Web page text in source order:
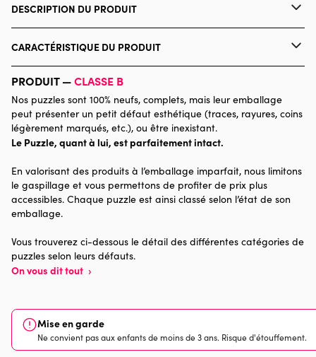
DESCRIPTION DU PRODUIT
Josephine Wall. https://josephinewall.co.uk
CARACTÉRISTIQUE DU PRODUIT
Catégorie Puzzles - Art
Age
Puzzle pour Adultes (500 à
Provenance Made in France
Dimensions
PRODUIT —CLASSE B
Nos puzzles sont 100% neufs, complets, mais leur emballage
peut présenter un petit défaut esthétique (traces, rayures, coins
légèrement marqués, etc.), ou être inexistant.
Le Puzzle, quant à lui, est parfaitement intact.
En valorisant des produits à l’emballage imparfait, nous limitons
le gaspillage et vous permettons de profiter de prix plus
accessibles. Chaque puzzle est ainsi classé selon l’état de son
emballage.
Vous trouverez ci-dessous le détail des différentes catégories de
puzzles selon leurs défauts.
On vous dit tout ›
Mise en garde
Ne convient pas aux enfants de moins de 3 ans. Risque d'étouffement.